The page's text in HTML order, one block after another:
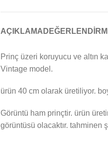
AÇIKLAMA
Prinç üzeri koruyucu ve altın
Vintage model.
ürün 40 cm olarak üretiliyor.
Görüntü ham prinçtir. ürün
görüntüsü olacaktır. tahminen